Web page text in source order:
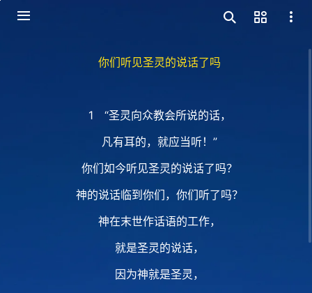
你们听见圣灵的说话了吗
1 “圣灵向众教会所说的话，
凡有耳的，就应当听！”
你们如今听见圣灵的说话了吗？
神的说话临到你们，你们听了吗？
神在末世作话语的工作，
就是圣灵的说话，
因为神就是圣灵，